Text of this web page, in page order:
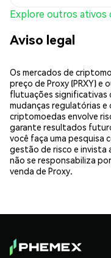
Explore outros ativos
Aviso legal
Os mercados de
preço de Proxy (PRXY)
flutuações significativas
mudanças regulatórias
criptomoedas envolve
garante resultados
você faça uma pesquisa
gestão de risco e invista
não se responsabiliza
venda de Proxy.